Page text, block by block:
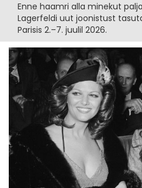
Enne haamri alla minekut
Lagerfeldi uut joonistust
Parisis 2.–7. juulil 2026.